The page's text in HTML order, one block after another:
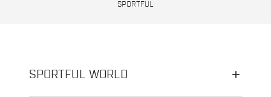
SPORTFUL
SPORTFUL WORLD